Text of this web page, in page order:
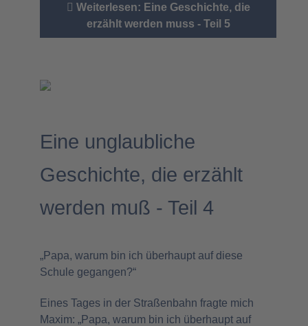
Weiterlesen: Eine Geschichte, die
erzählt werden muss - Teil 5
Eine unglaubliche
Geschichte, die erzählt
werden muß - Teil 4
„Papa, warum bin ich überhaupt auf diese
Schule gegangen?“
Eines Tages in der Straßenbahn fragte mich
Maxim: „Papa, warum bin ich überhaupt auf